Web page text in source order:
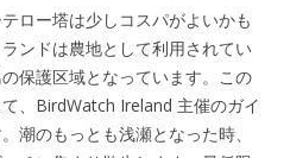
ロー塔は少しコスパがよいかも
ンドは農地として利用されてい
保護区域となっています。この
、BirdWatch Ireland 主催のガイ
潮のもっとも浅瀬となった時、